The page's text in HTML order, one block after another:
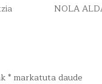
NOLA
* markatuta daude